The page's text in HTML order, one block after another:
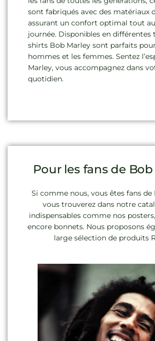
sont fabriqués avec des matériaux
assurant un confort optimal tout
journée. Disponibles en différentes
shirts Bob Marley sont parfaits
hommes et les femmes. Sentez
Marley, vous accompagnez dans
quotidien.
Pour les fans de
Si comme nous, vous êtes fans de
vous trouverez dans notre
indispensables comme nos
encore bonnets. Nous proposons
large sélection de produits